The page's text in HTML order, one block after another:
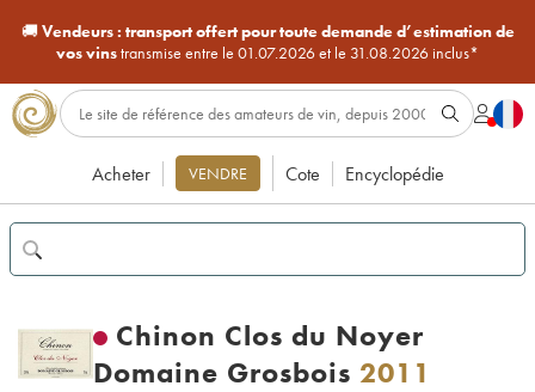
🚚Vendeurs : transport offert pour toute demande d’estimation de
vos vinstransmise entre le 01.07.2026 et le 31.08.2026 inclus*
Acheter VENDRE Cote Encyclopédie
Chinon Clos du Noyer
Domaine Grosbois 2011